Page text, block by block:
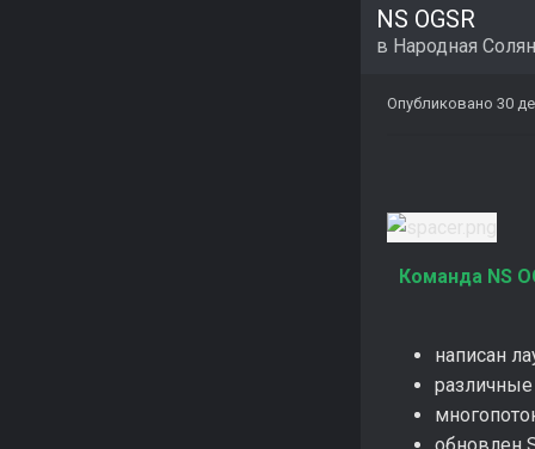
NS OGSR
в Народная
Опубликовано 30
Команда NS
написан